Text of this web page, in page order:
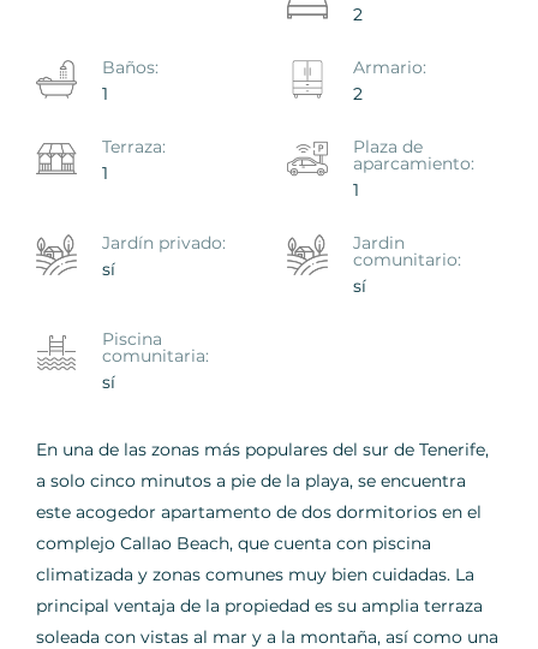
2
Baños:
1
Armario:
2
Terraza:
1
Plaza de
aparcamiento:
1
Jardín privado:
sí
Jardin
comunitario:
sí
Piscina
comunitaria:
sí
En una de las zonas más populares del sur de Tenerife,
a solo cinco minutos a pie de la playa, se encuentra
este acogedor apartamento de dos dormitorios en el
complejo Callao Beach, que cuenta con piscina
climatizada y zonas comunes muy bien cuidadas. La
principal ventaja de la propiedad es su amplia terraza
soleada con vistas al mar y a la montaña, así como una